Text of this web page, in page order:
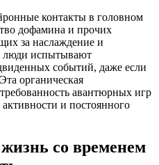
контакты в головном
дофамина и прочих
за наслаждение и
люди испытывают
событий, даже если
органическая
авантюрных игр
и постоянного
со временем